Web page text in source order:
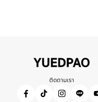
ติดตามเรา